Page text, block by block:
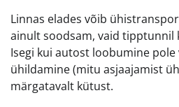
Linnas elades võib
ainult soodsam, vaid tipptunnil
Isegi kui autost loobumine
ühildamine (mitu asjaajamist
märgatavalt kütust.